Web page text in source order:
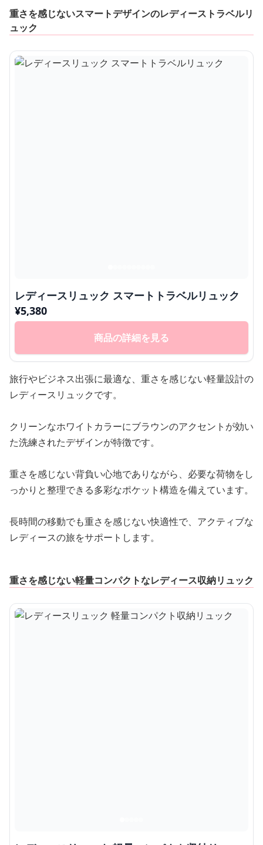
重さを感じないスマートデザインのレディーストラベルリ
ュック
レディースリュック スマートトラベルリュック
¥5,380
商品の詳細を見る
旅行やビジネス出張に最適な、重さを感じない軽量設計の
レディースリュックです。
クリーンなホワイトカラーにブラウンのアクセントが効い
た洗練されたデザインが特徴です。
重さを感じない背負い心地でありながら、必要な荷物をし
っかりと整理できる多彩なポケット構造を備えています。
長時間の移動でも重さを感じない快適性で、アクティブな
レディースの旅をサポートします。
重さを感じない軽量コンパクトなレディース収納リュック